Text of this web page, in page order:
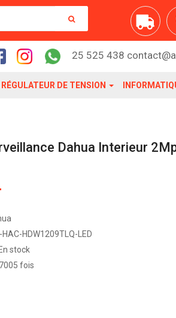
25 525 438
RÉGULATEUR DE TENSION
Dahua Interieur
HAC-HDW1209TLQ-LED
En stock
fois